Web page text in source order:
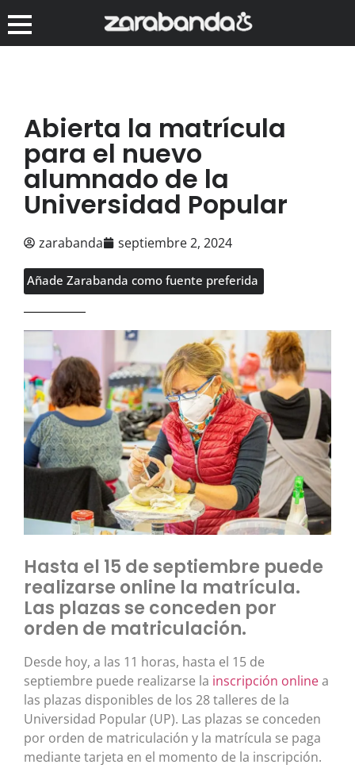
Abierta la matrícula
para el nuevo
alumnado de la
Universidad Popular
zarabanda septiembre 2, 2024
Añade Zarabanda como fuente preferida
Hasta el 15 de septiembre puede
realizarse online la matrícula.
Las plazas se conceden por
orden de matriculación.
Desde hoy, a las 11 horas, hasta el 15 de
septiembre puede realizarse la inscripción onlinea
las plazas disponibles de los 28 talleres de la
Universidad Popular (UP). Las plazas se conceden
por orden de matriculación y la matrícula se paga
mediante tarjeta en el momento de la inscripción.